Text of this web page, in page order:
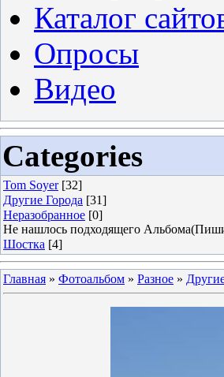
Каталог
Опросы
Видео
Categories
Tom Soyer [32]
Другие Города [31]
Неразобранное [0]
Не нашлось подходящего
Шостка [4]
Главная » Фотоальбом » Разное »